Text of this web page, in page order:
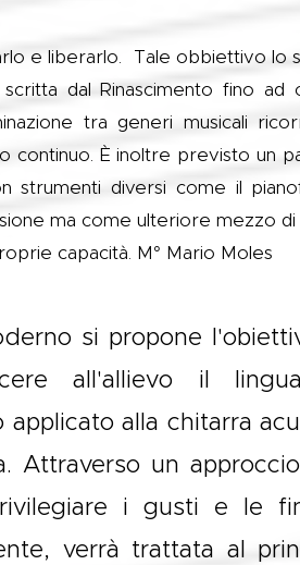
e liberarlo. Tale obbiettivo lo
dal Rinascimento fino
tra generi musicali
continuo. È inoltre previsto un
strumenti diversi come il
ma come ulteriore mezzo
capacità. M° Mario Moles
si propone
all'allievo il
applicato alla chitarra
Attraverso un
i gusti e le
verrà trattata al